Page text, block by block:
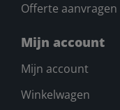
Offerte aanvragen
Mijn account
Mijn account
Winkelwagen